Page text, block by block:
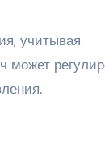
учитывая
может